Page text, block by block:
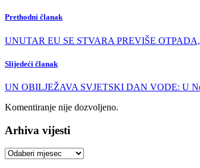
Prethodni članak
UNUTAR EU SE STVARA PREVIŠE OTPADA,
Slijedeći članak
UN OBILJEŽAVA SVJETSKI DAN VODE: U
Komentiranje nije dozvoljeno.
Arhiva vijesti
Arhiva